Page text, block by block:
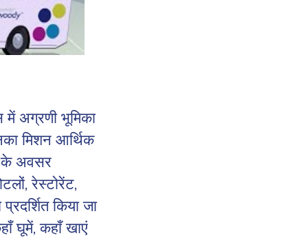
में अग्रणी भूमिका
मिशन आर्थिक
के अवसर
रेस्टोरेंट,
किया जा
घूमें, कहाँ खाएं